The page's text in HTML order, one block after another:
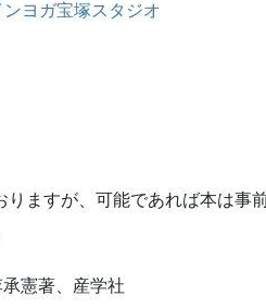
ヨガ宝塚スタジオ
りますが、可能であれば本は事
承憲著、産学社